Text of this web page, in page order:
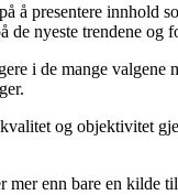
presentere innhold
de nyeste trendene og
i de mange valgene
og objektivitet
enn bare en kilde